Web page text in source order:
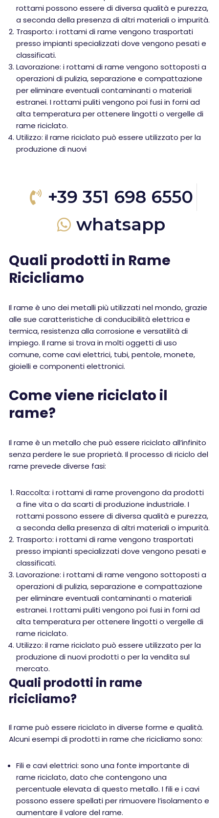
rottami possono essere di diversa qualità e purezza,
a seconda della presenza di altri materiali o impurità.
Trasporto: i rottami di rame vengono trasportati
presso impianti specializzati dove vengono pesati e
classificati.
Lavorazione: i rottami di rame vengono sottoposti a
operazioni di pulizia, separazione e compattazione
per eliminare eventuali contaminanti o materiali
estranei. I rottami puliti vengono poi fusi in forni ad
alta temperatura per ottenere lingotti o vergelle di
rame riciclato.
Utilizzo: il rame riciclato può essere utilizzato per la
produzione di nuovi
+39 351 698 6550
whatsapp
Quali prodotti in Rame
Ricicliamo
Il rame è uno dei metalli più utilizzati nel mondo, grazie
alle sue caratteristiche di conducibilità elettrica e
termica, resistenza alla corrosione e versatilità di
impiego. Il rame si trova in molti oggetti di uso
comune, come cavi elettrici, tubi, pentole, monete,
gioielli e componenti elettronici.
Come viene riciclato il
rame?
Il rame è un metallo che può essere riciclato all’infinito
senza perdere le sue proprietà. Il processo di riciclo del
rame prevede diverse fasi:
Raccolta: i rottami di rame provengono da prodotti
a fine vita o da scarti di produzione industriale. I
rottami possono essere di diversa qualità e purezza,
a seconda della presenza di altri materiali o impurità.
Trasporto: i rottami di rame vengono trasportati
presso impianti specializzati dove vengono pesati e
classificati.
Lavorazione: i rottami di rame vengono sottoposti a
operazioni di pulizia, separazione e compattazione
per eliminare eventuali contaminanti o materiali
estranei. I rottami puliti vengono poi fusi in forni ad
alta temperatura per ottenere lingotti o vergelle di
rame riciclato.
Utilizzo: il rame riciclato può essere utilizzato per la
produzione di nuovi prodotti o per la vendita sul
mercato.
Quali prodotti in rame
ricicliamo?
Il rame può essere riciclato in diverse forme e qualità.
Alcuni esempi di prodotti in rame che ricicliamo sono:
Fili e cavi elettrici: sono una fonte importante di
rame riciclato, dato che contengono una
percentuale elevata di questo metallo. I fili e i cavi
possono essere spellati per rimuovere l’isolamento e
aumentare il valore del rame.